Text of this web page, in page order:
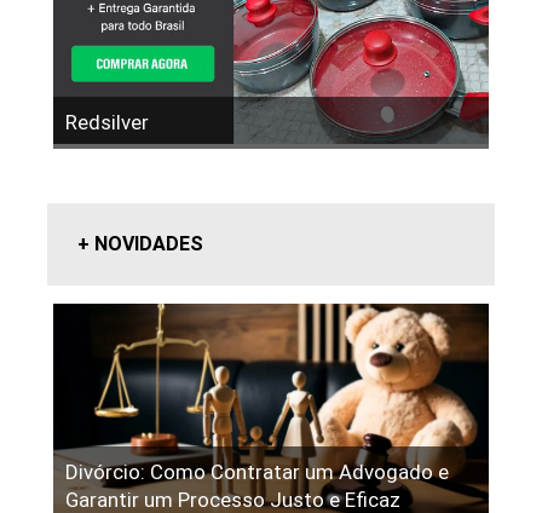
Redsilver
+ NOVIDADES
Divórcio: Como Contratar um Advogado e
Garantir um Processo Justo e Eficaz